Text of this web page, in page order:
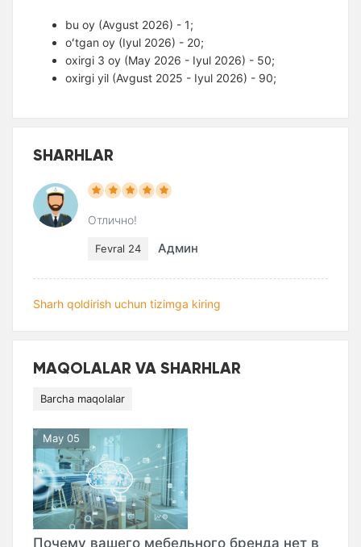
bu oy (Avgust 2026) - 1;
oʻtgan oy (Iyul 2026) - 20;
oxirgi 3 oy (May 2026 - Iyul 2026) - 50;
oxirgi yil (Avgust 2025 - Iyul 2026) - 90;
SHARHLAR
Отлично!
Fevral 24 Админ
Sharh qoldirish uchun tizimga kiring
MAQOLALAR VA SHARHLAR
Barcha maqolalar
May 05
Почему вашего мебельного бренда нет в